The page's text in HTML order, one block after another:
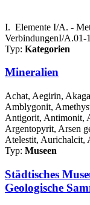
I. Elemente I/A. -
VerbindungenI/
Typ: Kategorien
Mineralien
Achat, Aegirin,
Amblygonit,
Antigorit, Antimonit,
Argentopyrit, Arsen
Atelestit, Aurichalcit,
Typ: Museen
Städtisches
Geologische